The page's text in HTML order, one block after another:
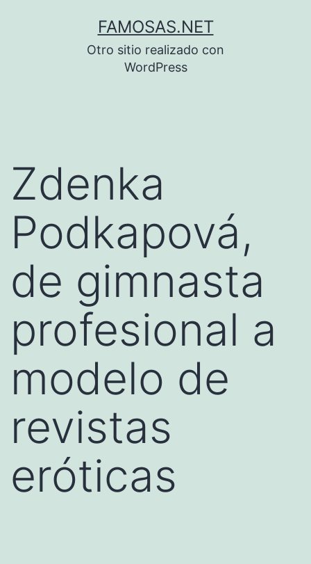
FAMOSAS.NET
Otro sitio realizado con
WordPress
Zdenka
Podkapová,
de gimnasta
profesional a
modelo de
revistas
eróticas